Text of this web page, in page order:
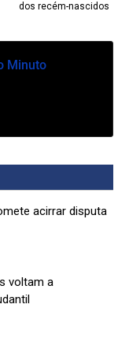
dos recém-nascidos
Minuto
acirrar disputa
voltam a